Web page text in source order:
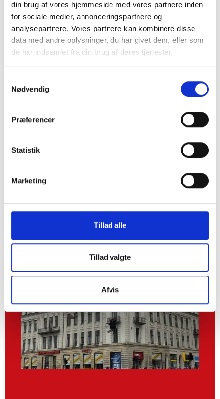
din brug af vores hjemmeside med vores partnere inden
for sociale medier, annonceringspartnere og
analysepartnere. Vores partnere kan kombinere disse
data med andre oplysninger, du har givet dem, eller som
de har indsamlet fra din brug af deres tjenester.
Nødvendig
Præferencer
Statistik
Marketing
Tillad alle
Tillad valgte
Afvis
SkatteInform Statsautoriseret
Revisionspartnerselskab
Frederiksborggade 54 1. tv
Vi påtager os ikke ansvar for dispositioner, der måtte
træffes på baggrund af dette nyhedsbrev uden
intet ansvar for eventuelle fejl og mangler.